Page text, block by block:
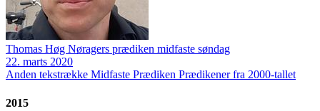
Thomas Høg Nøragers prædiken midfaste søndag
22. marts 2020
Anden tekstrække Midfaste Prædiken Prædikener fra 2000-tallet
2015